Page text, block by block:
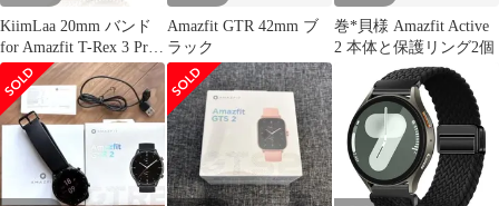
KiimLaa 20mm バンド
for Amazfit T-Rex 3 Pro
44mm/Active 2
Square/Amazfit GTS 4/4
Mini/GTS 3/2/2e/Amazfit
Bip 3 Pro対応 ステンレ
ス 金属ベルト ...
Amazfit GTR 42mm ブ
ラック
巻*貝様 Amazfit Active
2 本体と保護リング2個